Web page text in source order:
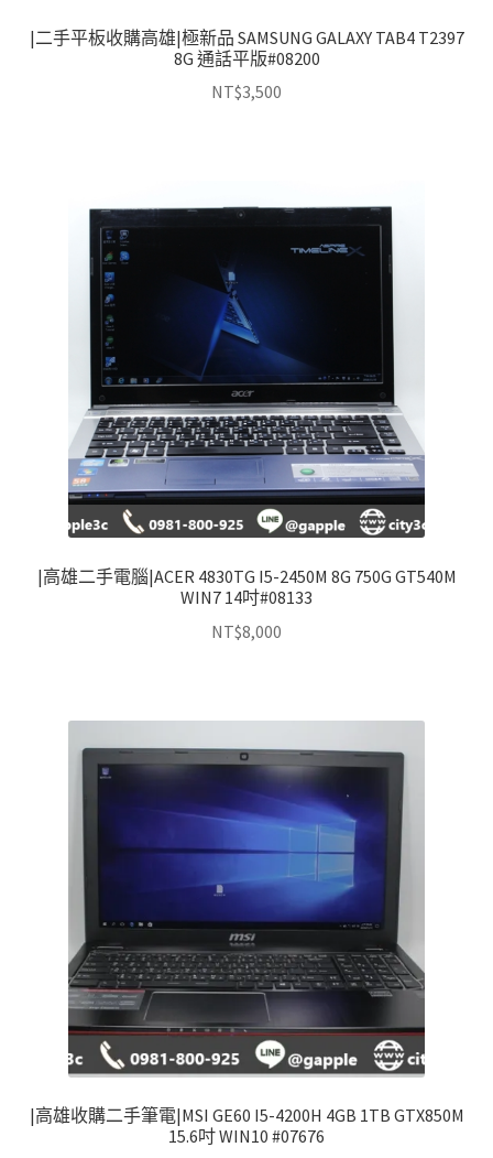
|二手平板收購高雄|極新品 SAMSUNG GALAXY TAB4 T2397
8G 通話平版#08200
NT$3,500
|高雄二手電腦|ACER 4830TG I5-2450M 8G 750G GT540M
WIN7 14吋#08133
NT$8,000
|高雄收購二手筆電|MSI GE60 I5-4200H 4GB 1TB GTX850M
15.6吋 WIN10 #07676